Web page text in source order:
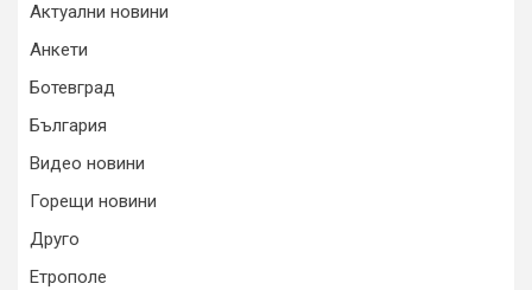
Актуални новини
Анкети
Ботевград
България
Видео новини
Горещи новини
Друго
Етрополе